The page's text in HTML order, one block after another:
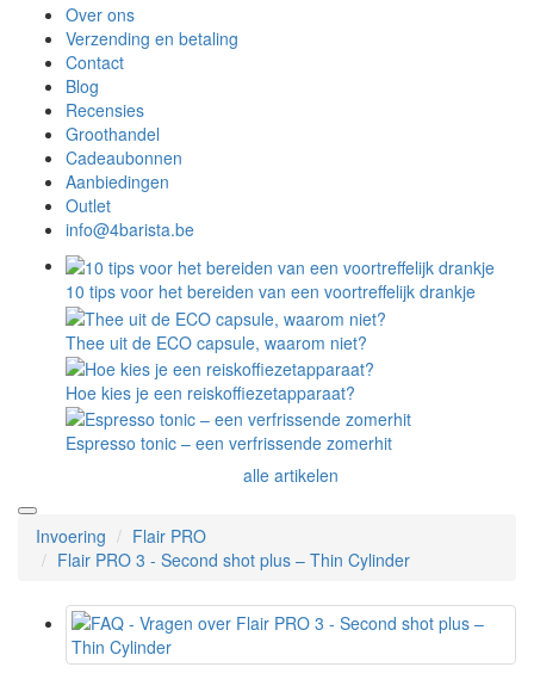
Over ons
Verzending en betaling
Contact
Blog
Recensies
Groothandel
Cadeaubonnen
Aanbiedingen
Outlet
info@4barista.be
10 tips voor het bereiden van een voortreffelijk drankje
Thee uit de ECO capsule, waarom niet?
Hoe kies je een reiskoffiezetapparaat?
Espresso tonic – een verfrissende zomerhit
alle artikelen
Invoering
Flair PRO
Flair PRO 3 - Second shot plus – Thin Cylinder